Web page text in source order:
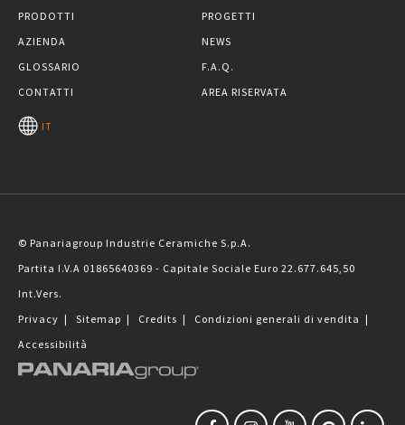
PRODOTTI
PROGETTI
AZIENDA
NEWS
GLOSSARIO
F.A.Q.
CONTATTI
AREA RISERVATA
IT
© Panariagroup Industrie Ceramiche S.p.A.
Partita I.V.A 01865640369 - Capitale Sociale Euro 22.677.645,50
Int.Vers.
Privacy | Sitemap | Credits | Condizioni generali di vendita |
Accessibilità